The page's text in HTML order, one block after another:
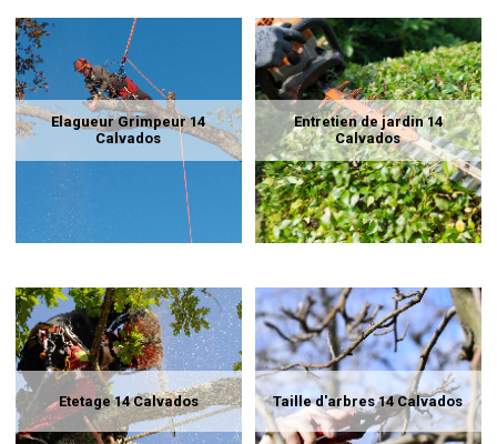
Elagueur Grimpeur 14
Calvados
Entretien de jardin 14
Calvados
Etetage 14 Calvados Taille d'arbres 14 Calvados